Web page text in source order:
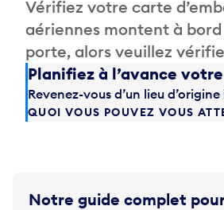
Vérifiez votre carte
aériennes montent à bord
porte, alors veuillez
Planifiez à l’avance
Revenez-vous d’un lieu
QUOI VOUS POUVEZ VOUS
Notre guide complet